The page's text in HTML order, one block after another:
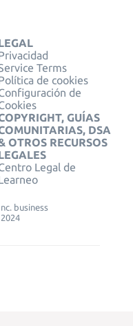
Terms
de cookies
de
GUÍAS
DSA
OTROS RECURSOS
Legal de
business